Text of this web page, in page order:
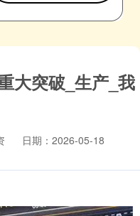
大突破_生产_我
日期：2026-05-18